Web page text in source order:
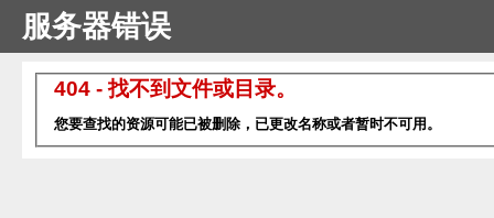
服务器错误
404 - 找不到文件或目录。
您要查找的资源可能已被删除，已更改名称或者暂时不可用。